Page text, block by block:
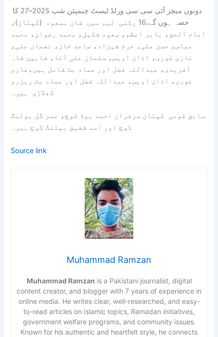
حصہ ہوں گے،16 رکنی ٹیم میں شان مسعود (کپتان)،
امام الحق، بابر اعظم، سعود شکیل، محمد رضوان، محمد
عباس، حسن علی، خرم شہزاد، ساجد خان، نعمان علی،
غازی غوری، اذان اویس، سلمان علی آغا، شاہین شاہ
آفریدی، عبداللہ فضل اور عماد بٹ شامل ہیں،غازی
غوری، اذان اویس، عبداللہ فضل اور عماد بٹ ریزرو
کھلاڑی ہیں۔
سابق قومی کپتان سرفراز احمد ہیڈ کوچ، عمر گل بولنگ
کوچ اور اسد شفیق بیٹنگ کوچ ہیں۔
Source link
Muhammad Ramzan
Muhammad Ramzan is a Pakistani journalist, digital
content creator, and blogger with 7 years of experience in
online media. He writes clear, well-researched, and easy-
to-read articles on Islamic topics, Ramadan initiatives,
government welfare programs, and community issues.
Known for his authentic and heartfelt style, he connects